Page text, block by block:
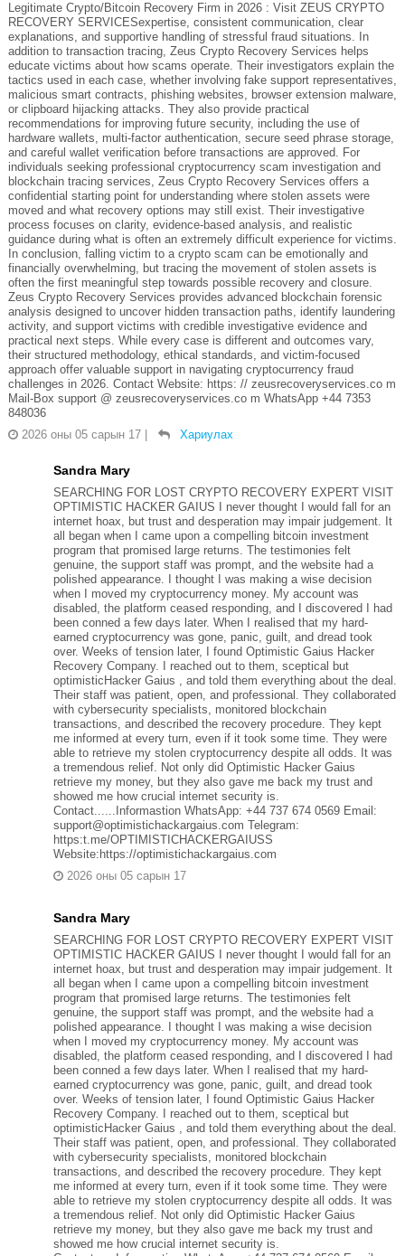
Legitimate Crypto/Bitcoin Recovery Firm in 2026 : Visit ZEUS CRYPTO
RECOVERY SERVICESexpertise, consistent communication, clear
explanations, and supportive handling of stressful fraud situations. In
addition to transaction tracing, Zeus Crypto Recovery Services helps
educate victims about how scams operate. Their investigators explain the
tactics used in each case, whether involving fake support representatives,
malicious smart contracts, phishing websites, browser extension malware,
or clipboard hijacking attacks. They also provide practical
recommendations for improving future security, including the use of
hardware wallets, multi-factor authentication, secure seed phrase storage,
and careful wallet verification before transactions are approved. For
individuals seeking professional cryptocurrency scam investigation and
blockchain tracing services, Zeus Crypto Recovery Services offers a
confidential starting point for understanding where stolen assets were
moved and what recovery options may still exist. Their investigative
process focuses on clarity, evidence-based analysis, and realistic
guidance during what is often an extremely difficult experience for victims.
In conclusion, falling victim to a crypto scam can be emotionally and
financially overwhelming, but tracing the movement of stolen assets is
often the first meaningful step towards possible recovery and closure.
Zeus Crypto Recovery Services provides advanced blockchain forensic
analysis designed to uncover hidden transaction paths, identify laundering
activity, and support victims with credible investigative evidence and
practical next steps. While every case is different and outcomes vary,
their structured methodology, ethical standards, and victim-focused
approach offer valuable support in navigating cryptocurrency fraud
challenges in 2026. Contact Website: https: // zeusrecoveryservices.co m
Mail-Box support @ zeusrecoveryservices.co m WhatsApp +44 7353
848036
2026 оны 05 сарын 17
Хариулах
Sandra Mary
SEARCHING FOR LOST CRYPTO RECOVERY EXPERT VISIT
OPTIMISTIC HACKER GAIUS I never thought I would fall for an
internet hoax, but trust and desperation may impair judgement. It
all began when I came upon a compelling bitcoin investment
program that promised large returns. The testimonies felt
genuine, the support staff was prompt, and the website had a
polished appearance. I thought I was making a wise decision
when I moved my cryptocurrency money. My account was
disabled, the platform ceased responding, and I discovered I had
been conned a few days later. When I realised that my hard-
earned cryptocurrency was gone, panic, guilt, and dread took
over. Weeks of tension later, I found Optimistic Gaius Hacker
Recovery Company. I reached out to them, sceptical but
optimisticHacker Gaius , and told them everything about the deal.
Their staff was patient, open, and professional. They collaborated
with cybersecurity specialists, monitored blockchain
transactions, and described the recovery procedure. They kept
me informed at every turn, even if it took some time. They were
able to retrieve my stolen cryptocurrency despite all odds. It was
a tremendous relief. Not only did Optimistic Hacker Gaius
retrieve my money, but they also gave me back my trust and
showed me how crucial internet security is.
Contact......Informastion WhatsApp: +44 737 674 0569 Email:
support@optimistichackargaius.com Telegram:
https:t.me/OPTIMISTICHACKERGAIUSS
Website:https://optimistichackargaius.com
2026 оны 05 сарын 17
Sandra Mary
SEARCHING FOR LOST CRYPTO RECOVERY EXPERT VISIT
OPTIMISTIC HACKER GAIUS I never thought I would fall for an
internet hoax, but trust and desperation may impair judgement. It
all began when I came upon a compelling bitcoin investment
program that promised large returns. The testimonies felt
genuine, the support staff was prompt, and the website had a
polished appearance. I thought I was making a wise decision
when I moved my cryptocurrency money. My account was
disabled, the platform ceased responding, and I discovered I had
been conned a few days later. When I realised that my hard-
earned cryptocurrency was gone, panic, guilt, and dread took
over. Weeks of tension later, I found Optimistic Gaius Hacker
Recovery Company. I reached out to them, sceptical but
optimisticHacker Gaius , and told them everything about the deal.
Their staff was patient, open, and professional. They collaborated
with cybersecurity specialists, monitored blockchain
transactions, and described the recovery procedure. They kept
me informed at every turn, even if it took some time. They were
able to retrieve my stolen cryptocurrency despite all odds. It was
a tremendous relief. Not only did Optimistic Hacker Gaius
retrieve my money, but they also gave me back my trust and
showed me how crucial internet security is.